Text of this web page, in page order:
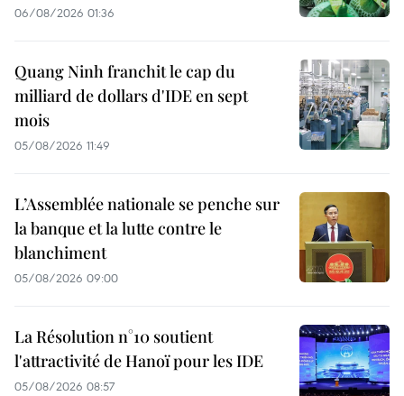
06/08/2026 01:36
Quang Ninh franchit le cap du
milliard de dollars d'IDE en sept
mois
05/08/2026 11:49
L’Assemblée nationale se penche sur
la banque et la lutte contre le
blanchiment
05/08/2026 09:00
La Résolution n°10 soutient
l'attractivité de Hanoï pour les IDE
05/08/2026 08:57